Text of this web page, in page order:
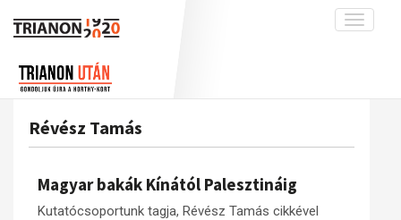
Toggle
A békerendszer megszilárdulása
Révész Tamás
Magyar bakák Kínától Palesztináig
Kutatócsoportunk tagja, Révész Tamás cikkével